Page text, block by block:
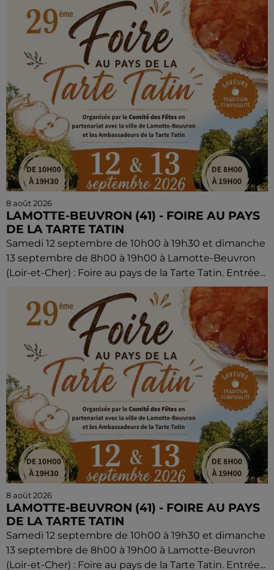
8 août 2026
LAMOTTE-BEUVRON (41) - FOIRE AU PAYS
DE LA TARTE TATIN
Samedi 12 septembre de 10h00 à 19h30 et dimanche
13 septembre de 8h00 à 19h00 à Lamotte-Beuvron
(Loir-et-Cher) : Foire au pays de la Tarte Tatin. Entrée...
8 août 2026
LAMOTTE-BEUVRON (41) - FOIRE AU PAYS
DE LA TARTE TATIN
Samedi 12 septembre de 10h00 à 19h30 et dimanche
13 septembre de 8h00 à 19h00 à Lamotte-Beuvron
(Loir-et-Cher) : Foire au pays de la Tarte Tatin. Entrée...